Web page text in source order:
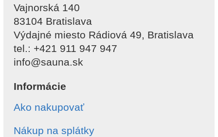
Vajnorská 140
83104 Bratislava
Výdajné miesto Rádiová 49, Bratislava
tel.: +421 911 947 947
info@sauna.sk
Informácie
Ako nakupovať
Nákup na splátky